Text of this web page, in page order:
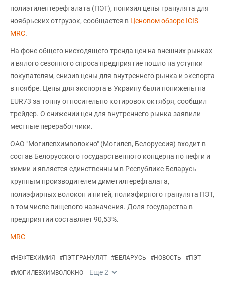
полиэтилентерефталата (ПЭТ), понизил цены гранулята для
ноябрьских отгрузок, сообщается в Ценовом обзоре ICIS-
MRC.
На фоне общего нисходящего тренда цен на внешних рынках
и вялого сезонного спроса предприятие пошло на уступки
покупателям, снизив цены для внутреннего рынка и экспорта
в ноябре. Цены для экспорта в Украину были понижены на
EUR73 за тонну относительно котировок октября, сообщил
трейдер. О снижении цен для внутреннего рынка заявили
местные переработчики.
ОАО "Могилевхимволокно" (Могилев, Белоруссия) входит в
состав Белорусского государственного концерна по нефти и
химии и является единственным в Республике Беларусь
крупным производителем диметилтерефталата,
полиэфирных волокон и нитей, полиэфирного гранулята ПЭТ,
в том числе пищевого назначения. Доля государства в
предприятии составляет 90,53%.
MRC
#НЕФТЕХИМИЯ #ПЭТ-ГРАНУЛЯТ #БЕЛАРУСЬ #НОВОСТЬ #ПЭТ
#МОГИЛЕВХИМВОЛОКНО Еще2